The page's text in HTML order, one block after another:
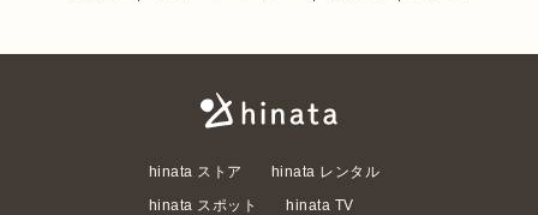
hinata ストア
hinata レンタル
hinata スポット
hinata TV